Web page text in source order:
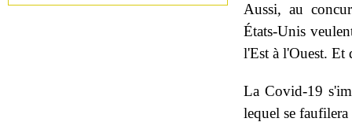
Aussi, au
États-Unis
l'Est à l'Ouest. Et
La Covid-19
lequel se